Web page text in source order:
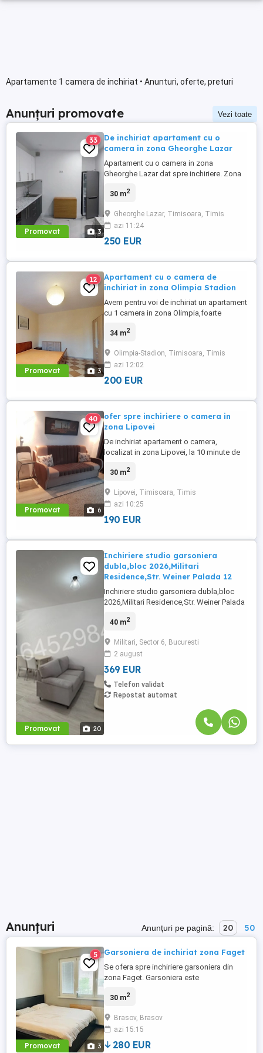
Apartamente 1 camera de inchiriat • Anunturi, oferte, preturi
Anunțuri promovate Vezi toate
Promovat 3
33
De inchiriat apartament cu o
camera in zona Gheorghe Lazar
Apartament cu o camera in zona
Gheorghe Lazar dat spre inchiriere. Zona
mijloace de transport in comun,
suprafata utila de 30mp si este la etajul 1.
Va asteptam la vizionare.
30 m2
Gheorghe Lazar, Timisoara, Timis
azi 11:24
250 EUR
Promovat 3
12
Apartament cu o camera de
inchiriat in zona Olimpia Stadion
Avem pentru voi de inchiriat un apartament
cu 1 camera in zona Olimpia,foarte
Studentesc,aflat la etajul 2 din 4,avand o
modern.â Apartamentul este dotat cu aer
conditionat si cu centrala proprie. In
proximitatea sa se gasesc centre
34 m2
Olimpia-Stadion, Timisoara, Timis
azi 12:02
200 EUR
Promovat 6
40
ofer spre inchiriere o camera in
zona Lipovei
De inchiriat apartament o camera,
localizat in zona Lipovei, la 10 minute de
extensibila. Suprafata utila: 30mp
30 m2
Lipovei, Timisoara, Timis
azi 10:25
190 EUR
Promovat 20
Inchiriere studio garsoniera
dubla,bloc 2026,Militari
Residence,Str. Weiner Palada 12
Inchiriere studio garsoniera dubla,bloc
2026,Militari Residence,Str. Weiner Palada
m2,etaj 1 din 7,compet mobilata si utilata
inchiriere totul fiind nou. Loc parcare
suprateran inclus in pret. Dotari: Balcon
deschis,centrala ...
40 m2
Militari, Sector 6, Bucuresti
2 august
369 EUR
Telefon validat
Repostat automat
Anunțuri Anunțuri pe pagină: 20 50
Promovat 3
5 Garsoniera de inchiriat zona Faget
Se ofera spre inchiriere garsoniera din
zona Faget. Garsoniera este
30mp si se situeaza la etajul 2. Zona este
transportul in comun. Va rugam sa ne
contactati la numarul de telefon afisat
pentru mai multe detalii!
30 m2
Brasov, Brasov
azi 15:15
280 EUR